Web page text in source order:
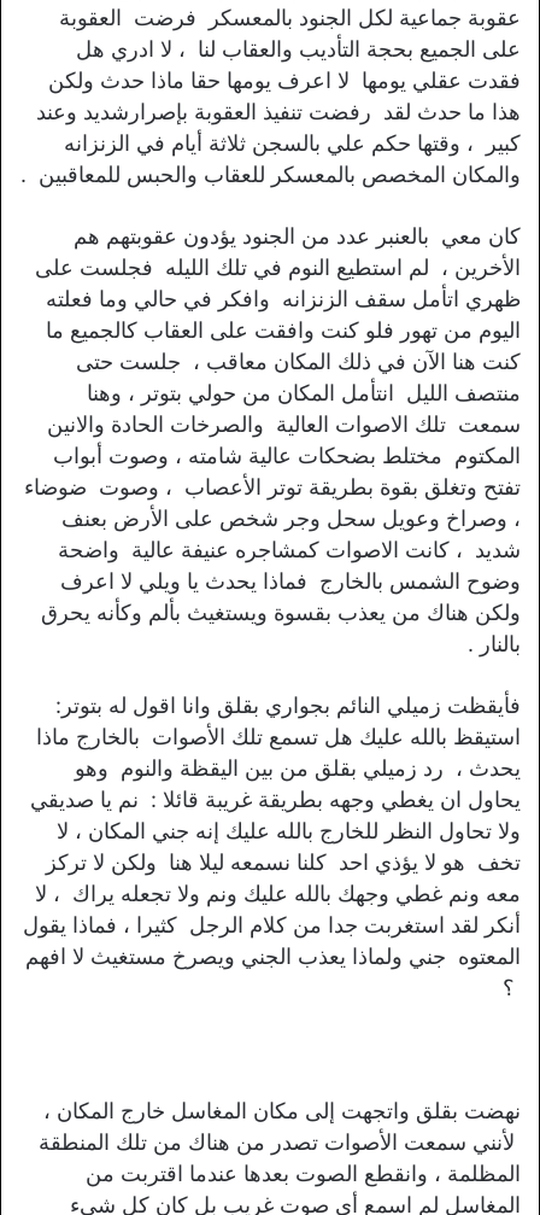
عقوبة جماعية لكل الجنود بالمعسكر فرضت العقوبة
على الجميع بحجة التأديب والعقاب لنا ، لا ادري هل
فقدت عقلي يومها لا اعرف يومها حقا ماذا حدث ولكن
هذا ما حدث لقد رفضت تنفيذ العقوبة بإصرارشديد وعند
كبير ، وقتها حكم علي بالسجن ثلاثة أيام في الزنزانه
والمكان المخصص بالمعسكر للعقاب والحبس للمعاقبين .
كان معي بالعنبر عدد من الجنود يؤدون عقوبتهم هم
الأخرين ، لم استطيع النوم في تلك الليله فجلست على
ظهري اتأمل سقف الزنزانه وافكر في حالي وما فعلته
اليوم من تهور فلو كنت وافقت على العقاب كالجميع ما
كنت هنا الآن في ذلك المكان معاقب ، جلست حتى
منتصف الليل انتأمل المكان من حولي بتوتر ، وهنا
سمعت تلك الاصوات العالية والصرخات الحادة والانين
المكتوم مختلط بضحكات عالية شامته ، وصوت أبواب
تفتح وتغلق بقوة بطريقة توتر الأعصاب ، وصوت ضوضاء
، وصراخ وعويل سحل وجر شخص على الأرض بعنف
شديد ، كانت الاصوات كمشاجره عنيفة عالية واضحة
وضوح الشمس بالخارج فماذا يحدث يا ويلي لا اعرف
ولكن هناك من يعذب بقسوة ويستغيث بألم وكأنه يحرق
بالنار .
فأيقظت زميلي النائم بجواري بقلق وانا اقول له بتوتر:
استيقظ بالله عليك هل تسمع تلك الأصوات بالخارج ماذا
يحدث ، رد زميلي بقلق من بين اليقظة والنوم وهو
يحاول ان يغطي وجهه بطريقة غريبة قائلا : نم يا صديقي
ولا تحاول النظر للخارج بالله عليك إنه جني المكان ، لا
تخف هو لا يؤذي احد كلنا نسمعه ليلا هنا ولكن لا تركز
معه ونم غطي وجهك بالله عليك ونم ولا تجعله يراك ، لا
أنكر لقد استغربت جدا من كلام الرجل كثيرا ، فماذا يقول
المعتوه جني ولماذا يعذب الجني ويصرخ مستغيث لا افهم
؟
نهضت بقلق واتجهت إلى مكان المغاسل خارج المكان ،
لأنني سمعت الأصوات تصدر من هناك من تلك المنطقة
المظلمة ، وانقطع الصوت بعدها عندما اقتربت من
المغاسل لم اسمع أي صوت غريب بل كان كل شيء